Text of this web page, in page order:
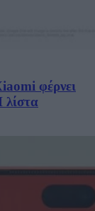
φέρνει